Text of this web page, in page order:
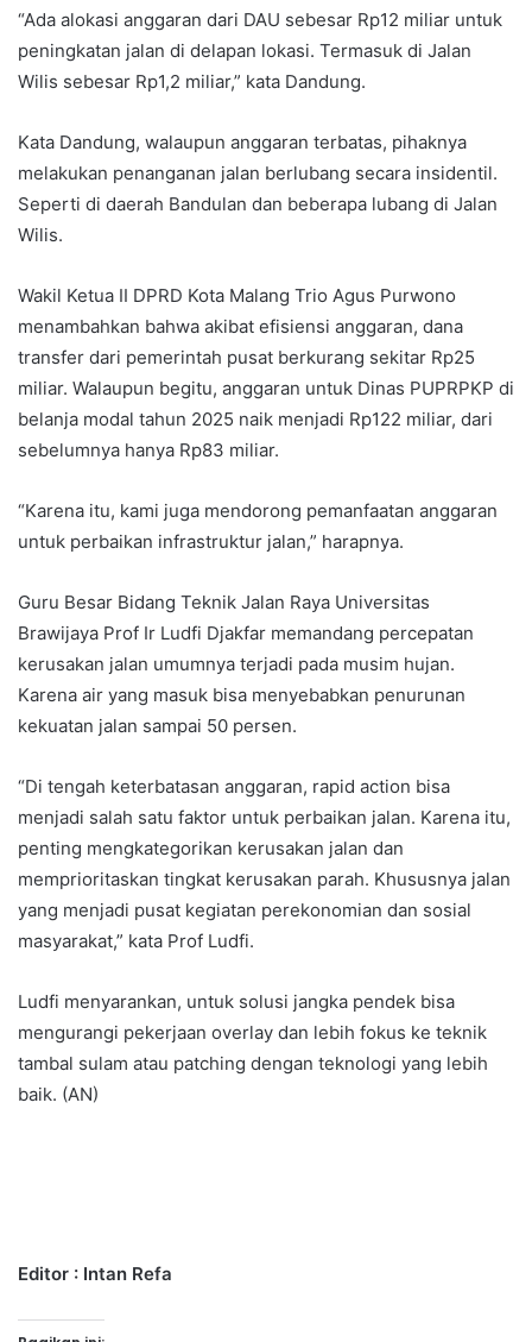
“Ada alokasi anggaran dari DAU sebesar Rp12 miliar untuk
peningkatan jalan di delapan lokasi. Termasuk di Jalan
Wilis sebesar Rp1,2 miliar,” kata Dandung.
Kata Dandung, walaupun anggaran terbatas, pihaknya
melakukan penanganan jalan berlubang secara insidentil.
Seperti di daerah Bandulan dan beberapa lubang di Jalan
Wilis.
Wakil Ketua II DPRD Kota Malang Trio Agus Purwono
menambahkan bahwa akibat efisiensi anggaran, dana
transfer dari pemerintah pusat berkurang sekitar Rp25
miliar. Walaupun begitu, anggaran untuk Dinas PUPRPKP di
belanja modal tahun 2025 naik menjadi Rp122 miliar, dari
sebelumnya hanya Rp83 miliar.
“Karena itu, kami juga mendorong pemanfaatan anggaran
untuk perbaikan infrastruktur jalan,” harapnya.
Guru Besar Bidang Teknik Jalan Raya Universitas
Brawijaya Prof Ir Ludfi Djakfar memandang percepatan
kerusakan jalan umumnya terjadi pada musim hujan.
Karena air yang masuk bisa menyebabkan penurunan
kekuatan jalan sampai 50 persen.
“Di tengah keterbatasan anggaran, rapid action bisa
menjadi salah satu faktor untuk perbaikan jalan. Karena itu,
penting mengkategorikan kerusakan jalan dan
memprioritaskan tingkat kerusakan parah. Khususnya jalan
yang menjadi pusat kegiatan perekonomian dan sosial
masyarakat,” kata Prof Ludfi.
Ludfi menyarankan, untuk solusi jangka pendek bisa
mengurangi pekerjaan overlay dan lebih fokus ke teknik
tambal sulam atau patching dengan teknologi yang lebih
baik. (AN)
Editor : Intan Refa